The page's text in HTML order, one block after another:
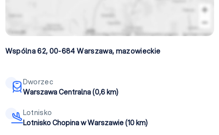
Wspólna 62, 00-684Warszawa, mazowieckie
Dworzec
Warszawa Centralna (0,6 km)
Lotnisko
Lotnisko Chopina w Warszawie (10 km)